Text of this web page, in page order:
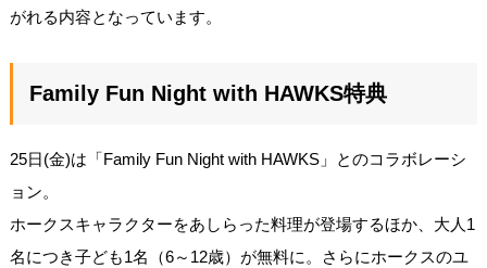
がれる内容となっています。
Family Fun Night with HAWKS特典
25日(金)は「Family Fun Night with HAWKS」とのコラボレーシ
ョン。
ホークスキャラクターをあしらった料理が登場するほか、大人1
名につき子ども1名（6～12歳）が無料に。さらにホークスのユ